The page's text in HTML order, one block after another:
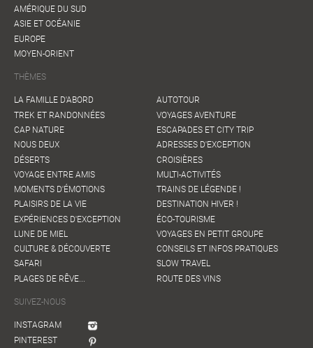
AMÉRIQUE DU SUD
ASIE ET OCÉANIE
EUROPE
MOYEN-ORIENT
THÈMES
LA FAMILLE D'ABORD
TREK ET RANDONNÉES
CAP NATURE
NOUS DEUX
DÉSERTS
VOYAGE ENTRE AMIS
MOMENTS D'ÉMOTIONS
PLAISIRS DE LA VIE
EXPÉRIENCES D'EXCEPTION
LUNE DE MIEL
CULTURE & DÉCOUVERTE
SAFARI
PLAGES DE RÊVE...
AUTOTOUR
VOYAGES AVENTURE
ESCAPADES ET CITY TRIP
ADRESSES D'EXCEPTION
CROISIÈRES
MULTI-ACTIVITÉS
TRAINS DE LÉGENDE !
DESTINATION HIVER !
ÉCO-TOURISME
VOYAGES EN PETIT GROUPE
CONSEILS ET INFOS PRATIQUES
SLOW TRAVEL
ROUTE DES VINS
SUIVEZ-NOUS
INSTAGRAM
PINTEREST